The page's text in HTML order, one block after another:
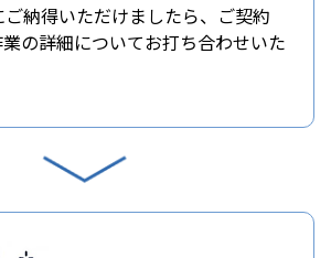
納得いただけましたら、ご契約
の詳細についてお打ち合わせいた